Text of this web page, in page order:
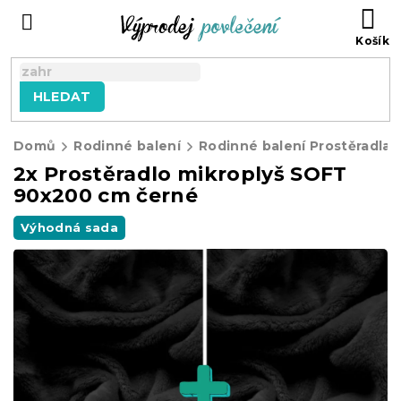
HLEDAT
Domů Rodinné balení Rodinné balení Prostěradla
2x Prostěradlo mikroplyš SOFT
90x200 cm černé
Výhodná sada